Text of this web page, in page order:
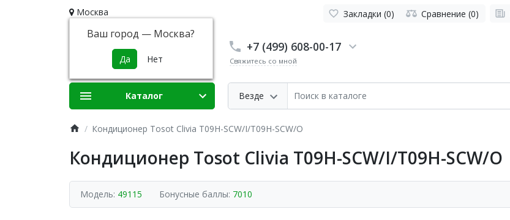
Москва
Ваш город — Москва?
Закладки (0) Сравнение (0)
+7 (499) 608-00-17
Свяжитесь со мной
Везде
Каталог
Кондиционер Tosot Clivia T09H-SCW/I/T09H-SCW/O
Кондиционер Tosot Clivia T09H-SCW/I/T09H-SCW/O
Модель: 49115 Бонусные баллы: 7010